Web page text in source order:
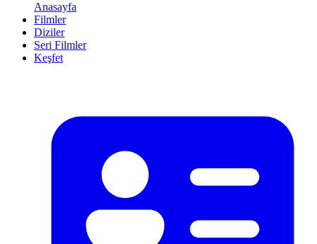
Anasayfa
Filmler
Diziler
Seri Filmler
Keşfet